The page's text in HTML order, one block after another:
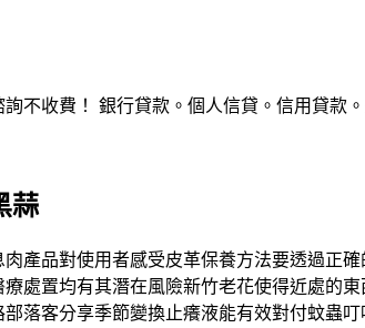
不收費！ 銀行貸款。個人信貸。信用貸款
蒜
產品對使用者感受皮革保養方法要透過正
處置均有其潛在風險新竹老花使得近處的
落客分享季節變換止癢液能有效對付蚊蟲